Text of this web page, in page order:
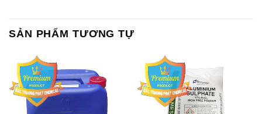
SẢN PHẨM TƯƠNG TỰ